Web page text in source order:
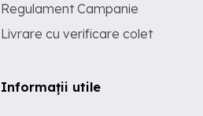
Regulament Campanie
Livrare cu verificare colet
Informații utile